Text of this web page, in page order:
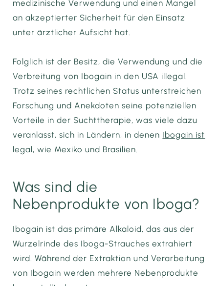
medizinische Verwendung und einen Mangel
an akzeptierter Sicherheit für den Einsatz
unter ärztlicher Aufsicht hat.
Folglich ist der Besitz, die Verwendung und die
Verbreitung von Ibogain in den USA illegal.
Trotz seines rechtlichen Status unterstreichen
Forschung und Anekdoten seine potenziellen
Vorteile in der Suchttherapie, was viele dazu
veranlasst, sich in Ländern, in denen Ibogain ist
legal, wie Mexiko und Brasilien.
Was sind die
Nebenprodukte von Iboga?
Ibogain ist das primäre Alkaloid, das aus der
Wurzelrinde des Iboga-Strauches extrahiert
wird. Während der Extraktion und Verarbeitung
von Ibogain werden mehrere Nebenprodukte